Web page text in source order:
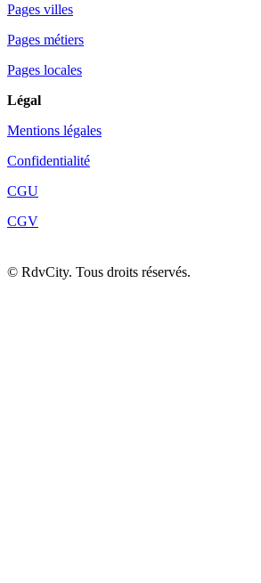
Pages villes
Pages métiers
Pages locales
Légal
Mentions légales
Confidentialité
CGU
CGV
© RdvCity. Tous droits réservés.